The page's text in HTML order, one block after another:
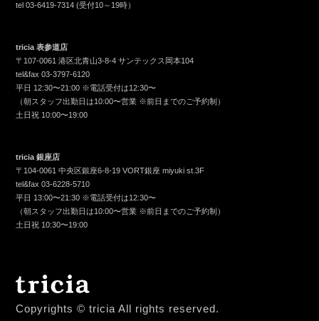
tel03-6419-7314 (受付10～19時）
tricia 表参道店
〒107-0061 港区北青山3-8-4 サンテックス岡本104
tel&fax03-3797-6120
平日 12:30〜21:00 ※電話受付は12:30〜
（朝スタッフ出勤日は10:00〜営業 ※前日までのご予約制）
土日祝 10:00〜19:00
tricia 銀座店
〒104-0061 中央区銀座6-8-19 VORT銀座 miyuki st.3F
tel&fax03-6228-5710
平日 13:00〜21:30 ※電話受付は12:30〜
（朝スタッフ出勤日は10:00〜営業 ※前日までのご予約制）
土日祝 10:30〜19:00
Copyrights © tricia All rights reserved.